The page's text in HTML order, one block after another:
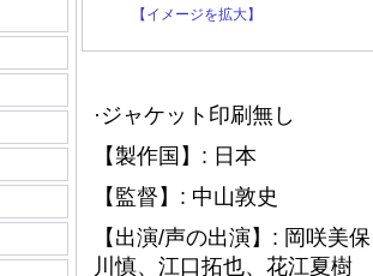
【イメージを拡大】
·ジャケット印刷無し
【製作国】: 日本
【監督】: 中山敦史
【出演/声の出演】: 岡咲美
川慎、江口拓也、花江夏樹